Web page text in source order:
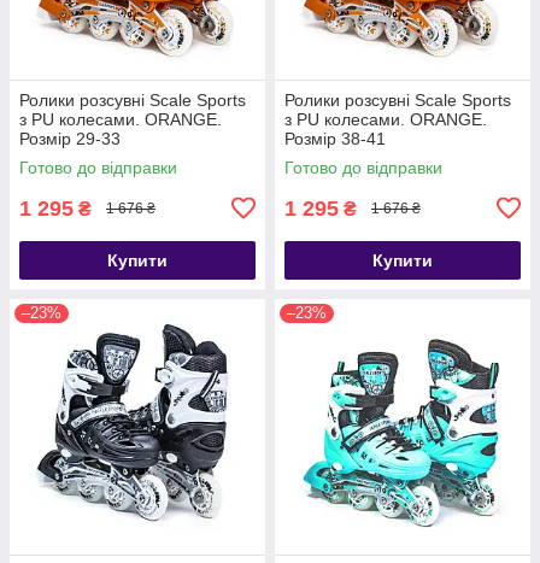
Ролики розсувні Scale Sports
з PU колесами. ORANGE.
Розмір 29-33
Готово до відправки
1 295 ₴ 1 676 ₴
Купити
Ролики розсувні Scale Sports
з PU колесами. ORANGE.
Розмір 38-41
Готово до відправки
1 295 ₴ 1 676 ₴
Купити
–23% –23%